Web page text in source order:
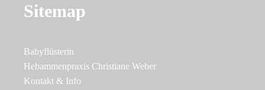
Sitemap
Babyflüsterin
Hebammenpraxis Christiane Weber
Kontakt & Info